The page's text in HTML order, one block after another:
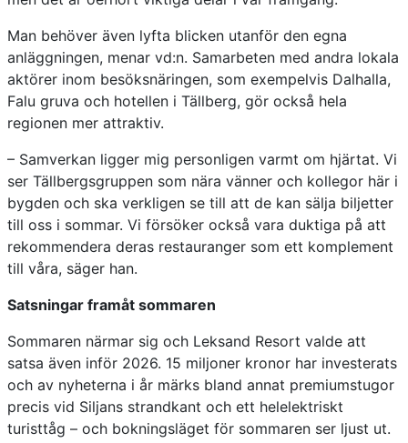
Man behöver även lyfta blicken utanför den egna
anläggningen, menar vd:n. Samarbeten med andra lokala
aktörer inom besöksnäringen, som exempelvis Dalhalla,
Falu gruva och hotellen i Tällberg, gör också hela
regionen mer attraktiv.
– Samverkan ligger mig personligen varmt om hjärtat. Vi
ser Tällbergsgruppen som nära vänner och kollegor här i
bygden och ska verkligen se till att de kan sälja biljetter
till oss i sommar. Vi försöker också vara duktiga på att
rekommendera deras restauranger som ett komplement
till våra, säger han.
Satsningar framåt sommaren
Sommaren närmar sig och Leksand Resort valde att
satsa även inför 2026. 15 miljoner kronor har investerats
och av nyheterna i år märks bland annat premiumstugor
precis vid Siljans strandkant och ett helelektriskt
turisttåg – och bokningsläget för sommaren ser ljust ut.